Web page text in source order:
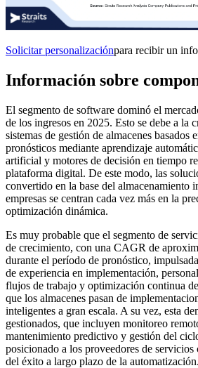
Solicitar personalizaciónpara recibir un
Información sobre
El segmento de software dominó el
de los ingresos en 2025. Esto se debe a la
sistemas de gestión de almacenes basados
pronósticos mediante aprendizaje
artificial y motores de decisión en tiempo
plataforma digital. De este modo, las
convertido en la base del almacenamiento
empresas se centran cada vez más en la
optimización dinámica.
Es muy probable que el segmento de
de crecimiento, con una CAGR de
durante el período de pronóstico,
de experiencia en implementación,
flujos de trabajo y optimización continua
que los almacenes pasan de
inteligentes a gran escala. A su vez, esta
gestionados, que incluyen monitoreo
mantenimiento predictivo y gestión del
posicionado a los proveedores de
del éxito a largo plazo de la automatización.